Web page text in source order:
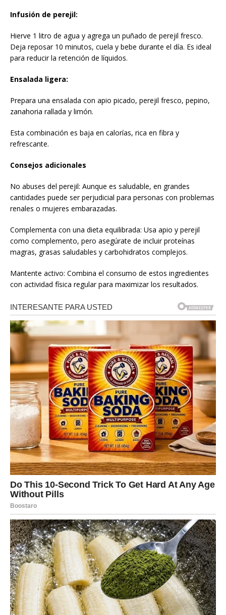
Infusión de perejil:
Hierve 1 litro de agua y agrega un puñado de perejil fresco.
Deja reposar 10 minutos, cuela y bebe durante el día. Es ideal
para reducir la retención de líquidos.
Ensalada ligera:
Prepara una ensalada con apio picado, perejil fresco, pepino,
zanahoria rallada y limón.
Esta combinación es baja en calorías, rica en fibra y
refrescante.
Consejos adicionales
No abuses del perejil: Aunque es saludable, en grandes
cantidades puede ser perjudicial para personas con problemas
renales o mujeres embarazadas.
Complementa con una dieta equilibrada: Usa apio y perejil
como complemento, pero asegúrate de incluir proteínas
magras, grasas saludables y carbohidratos complejos.
Mantente activo: Combina el consumo de estos ingredientes
con actividad física regular para maximizar los resultados.